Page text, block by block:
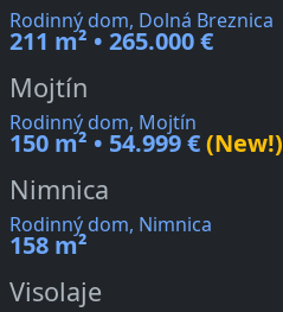
Rodinný dom, Dolná Breznica
211 m² • 265.000 €
Mojtín
Rodinný dom, Mojtín
150 m² • 54.999 €(New!)
Nimnica
Rodinný dom, Nimnica
158 m²
Visolaje